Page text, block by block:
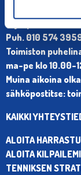
Olympiastadion,
Puh. 010 574
Toimiston
ma-pe klo 10.00-
Muina aikoina
sähköpostitse:
KAIKKI
ALOITA
ALOITA
TENNIKSEN